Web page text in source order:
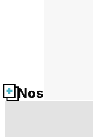
Nos fiches